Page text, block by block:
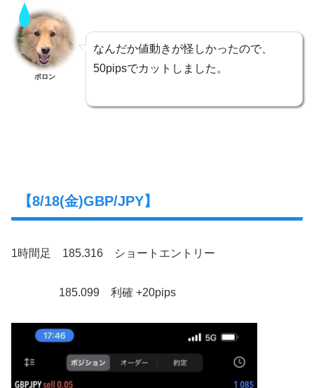
ポロン
なんだか値動きが怪しかったので、
50pipsでカットしました。
【8/18(金)GBP/JPY】
1時間足 185.316 ショートエントリー
185.099 利確 +20pips